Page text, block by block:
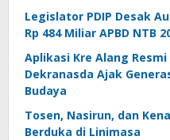
Legislator PDIP Desak
Rp 484 Miliar APBD NTB
Aplikasi Kre Alang
Dekranasda Ajak
Budaya
Tosen, Nasirun, dan
Berduka di Linimasa